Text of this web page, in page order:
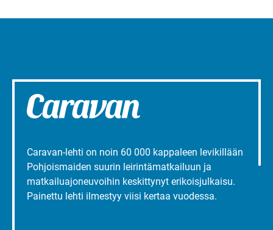
Caravan-lehti on noin 60 000 kappaleen levikillään
Pohjoismaiden suurin leirintämatkailuun ja
matkailuajoneuvoihin keskittynyt erikoisjulkaisu.
Painettu lehti ilmestyy viisi kertaa vuodessa.